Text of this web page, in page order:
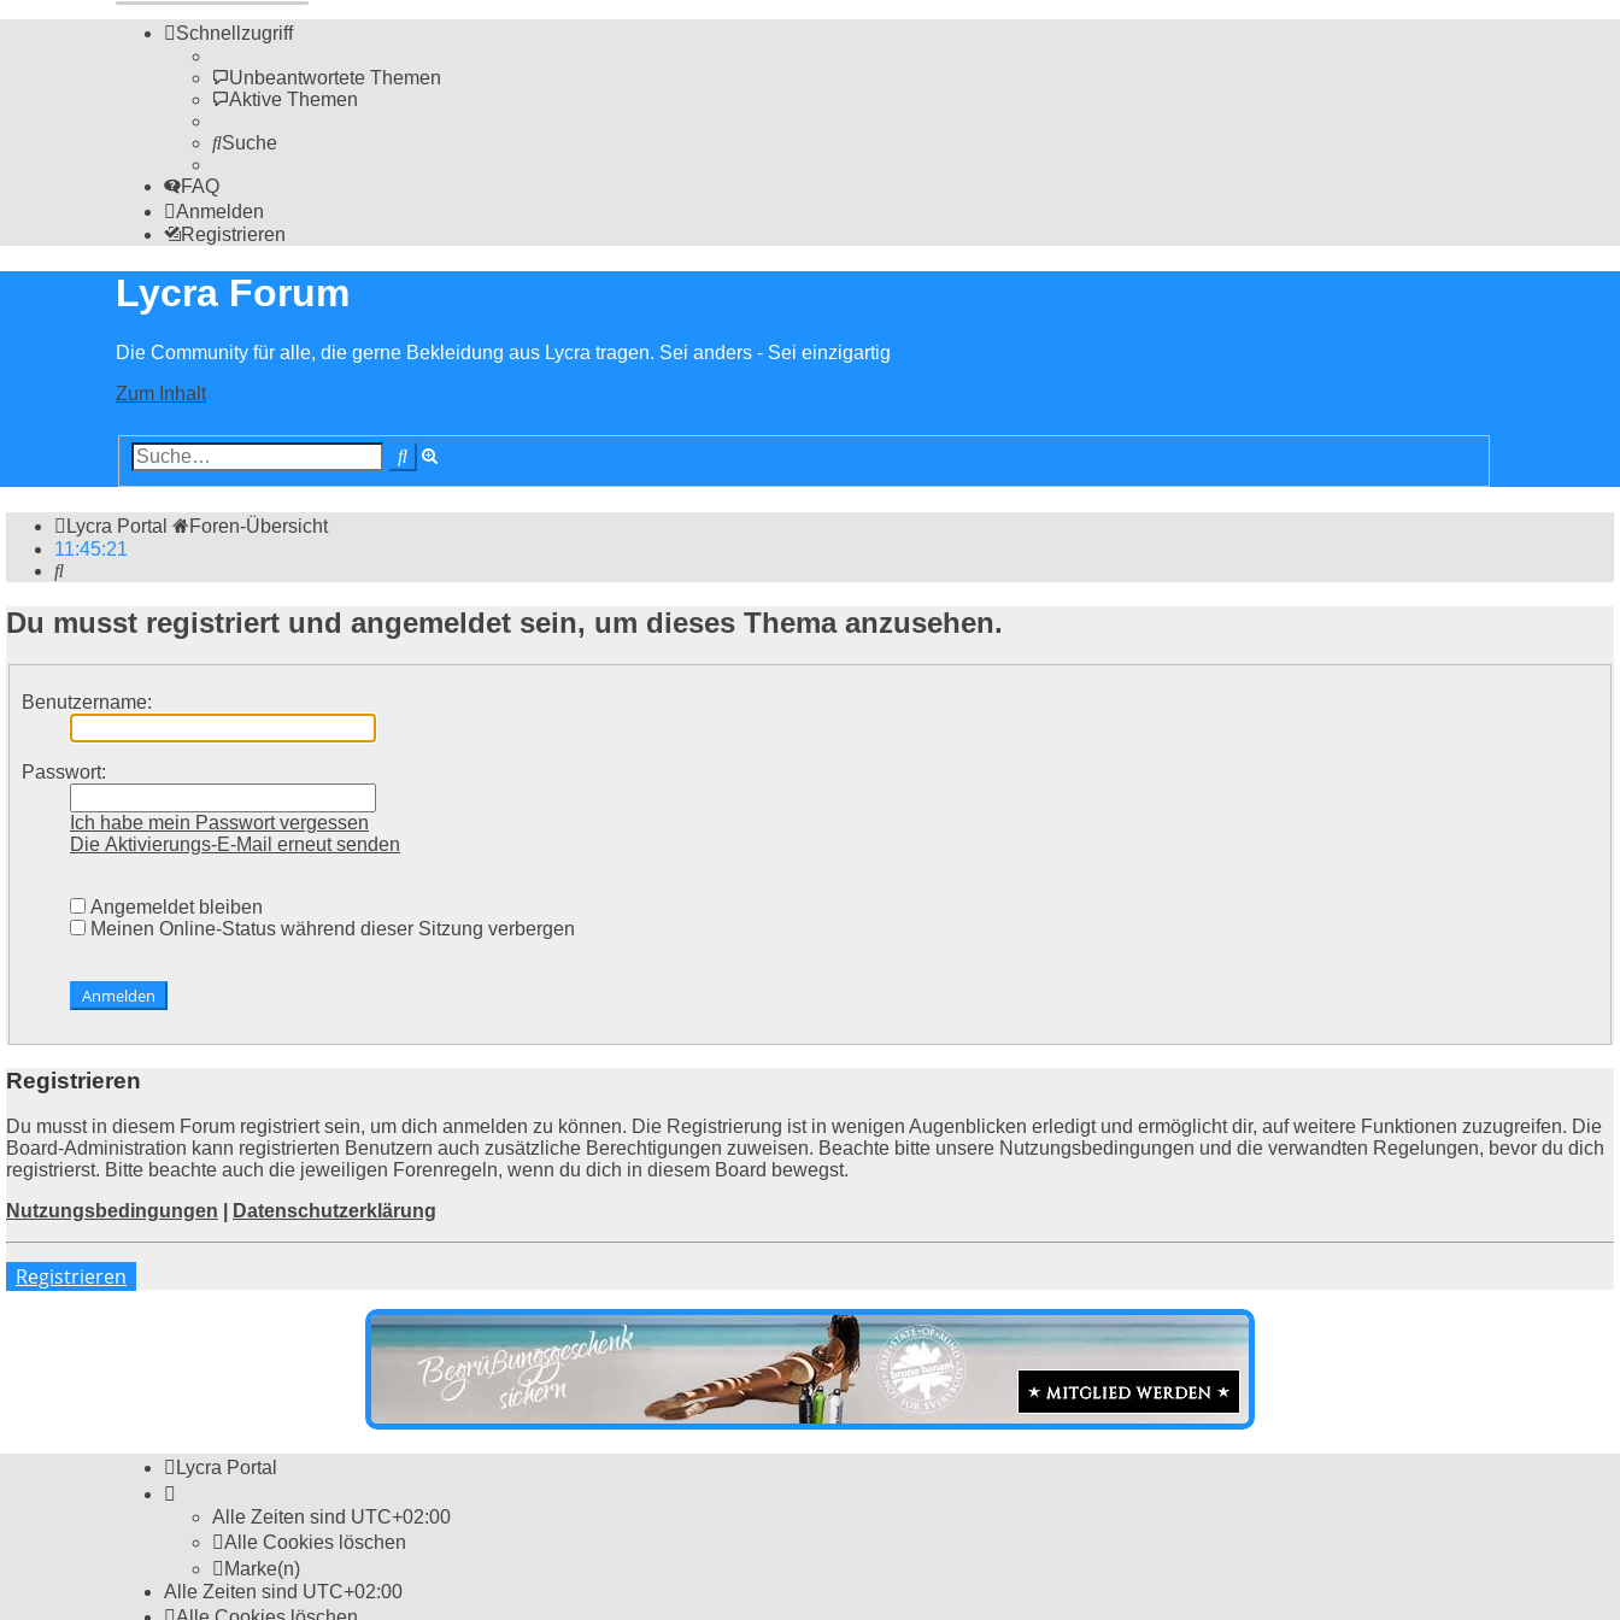
Schnellzugriff
Unbeantwortete Themen
Aktive Themen
Suche
FAQ
Anmelden
Registrieren
Lycra Forum
Die Community für alle, die gerne Bekleidung aus Lycra tragen. Sei anders - Sei einzigartig
Zum Inhalt
Suche
Lycra Portal
Foren-Übersicht
11:45:21
Suche
Du musst registriert und angemeldet sein, um dieses Thema anzusehen.
Benutzername:
Passwort:
Ich habe mein Passwort vergessen
Die Aktivierungs-E-Mail erneut senden
Angemeldet bleiben
Meinen Online-Status während dieser Sitzung verbergen
Registrieren
Du musst in diesem Forum registriert sein, um dich anmelden zu können. Die Registrierung ist in wenigen Augenblicken erledigt und ermöglicht dir, auf weitere Funktionen zuzugreifen. Die
Board-Administration kann registrierten Benutzern auch zusätzliche Berechtigungen zuweisen. Beachte bitte unsere Nutzungsbedingungen und die verwandten Regelungen, bevor du dich
registrierst. Bitte beachte auch die jeweiligen Forenregeln, wenn du dich in diesem Board bewegst.
Nutzungsbedingungen
Datenschutzerklärung
Registrieren
Lycra Portal
Alle Zeiten sind UTC+02:00
Alle Cookies löschen
Marke(n)
Alle Zeiten sind UTC+02:00